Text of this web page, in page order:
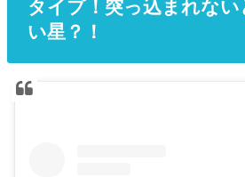
タイプ！突っ込まれな
い星？！